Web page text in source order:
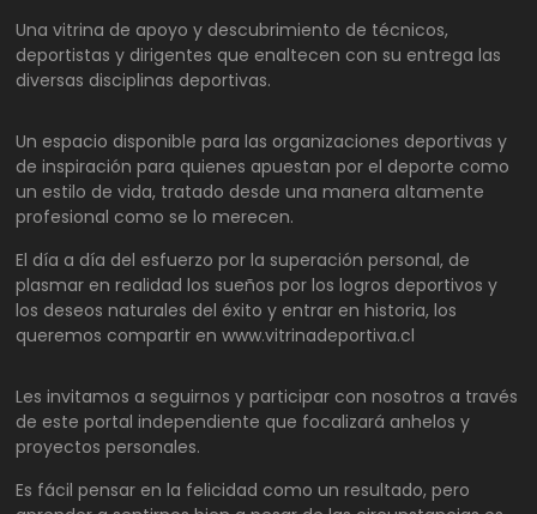
Una vitrina de apoyo y descubrimiento de técnicos,
deportistas y dirigentes que enaltecen con su entrega las
diversas disciplinas deportivas.
Un espacio disponible para las organizaciones deportivas y
de inspiración para quienes apuestan por el deporte como
un estilo de vida, tratado desde una manera altamente
profesional como se lo merecen.
El día a día del esfuerzo por la superación personal, de
plasmar en realidad los sueños por los logros deportivos y
los deseos naturales del éxito y entrar en historia, los
queremos compartir en www.vitrinadeportiva.cl
Les invitamos a seguirnos y participar con nosotros a través
de este portal independiente que focalizará anhelos y
proyectos personales.
Es fácil pensar en la felicidad como un resultado, pero